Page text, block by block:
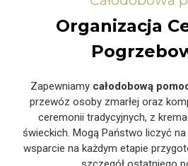
Organizacja
Zapewniamy całodobową
przewóz osoby zmarłej oraz
ceremonii tradycyjnych, z
świeckich. Mogą Państwo liczyć
wsparcie na każdym etapie